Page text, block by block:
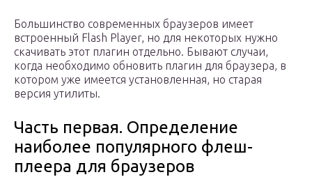
Большинство современных браузеров имеет
встроенный Flash Player, но для некоторых нужно
скачивать этот плагин отдельно. Бывают случаи,
когда необходимо обновить плагин для браузера, в
котором уже имеется установленная, но старая
версия утилиты.
Часть первая. Определение
наиболее популярного флеш-
плеера для браузеров